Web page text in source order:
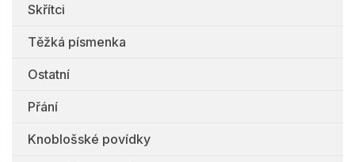
Skřítci
Těžká písmenka
Ostatní
Přání
Knoblošské povídky